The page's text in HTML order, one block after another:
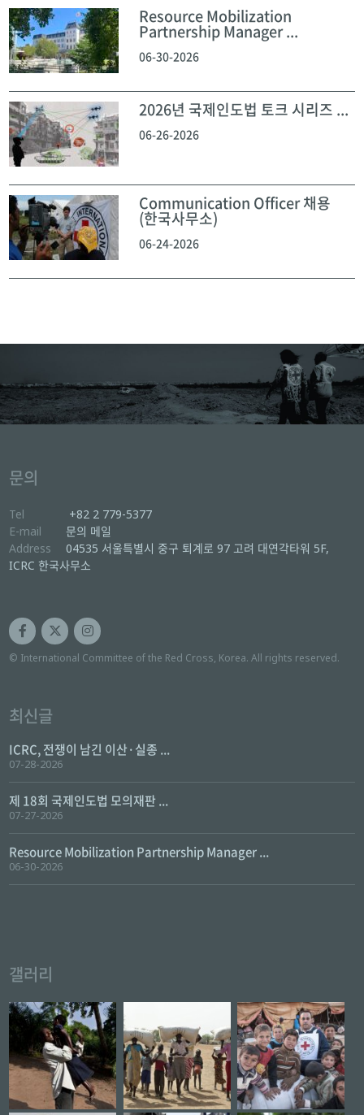
Resource Mobilization
Partnership Manager ...
06-30-2026
2026년 국제인도법 토크 시리즈 ...
06-26-2026
Communication Officer 채용
(한국사무소)
06-24-2026
문의
Tel
+82 2 779-5377
E-mail
문의 메일
Address
04535 서울특별시 중구 퇴계로 97 고려 대연각타워 5F,
ICRC 한국사무소
© International Committee of the Red Cross, Korea. All rights reserved.
최신글
ICRC, 전쟁이 남긴 이산·실종 ...
07-28-2026
제 18회 국제인도법 모의재판 ...
07-27-2026
Resource Mobilization Partnership Manager ...
06-30-2026
갤러리